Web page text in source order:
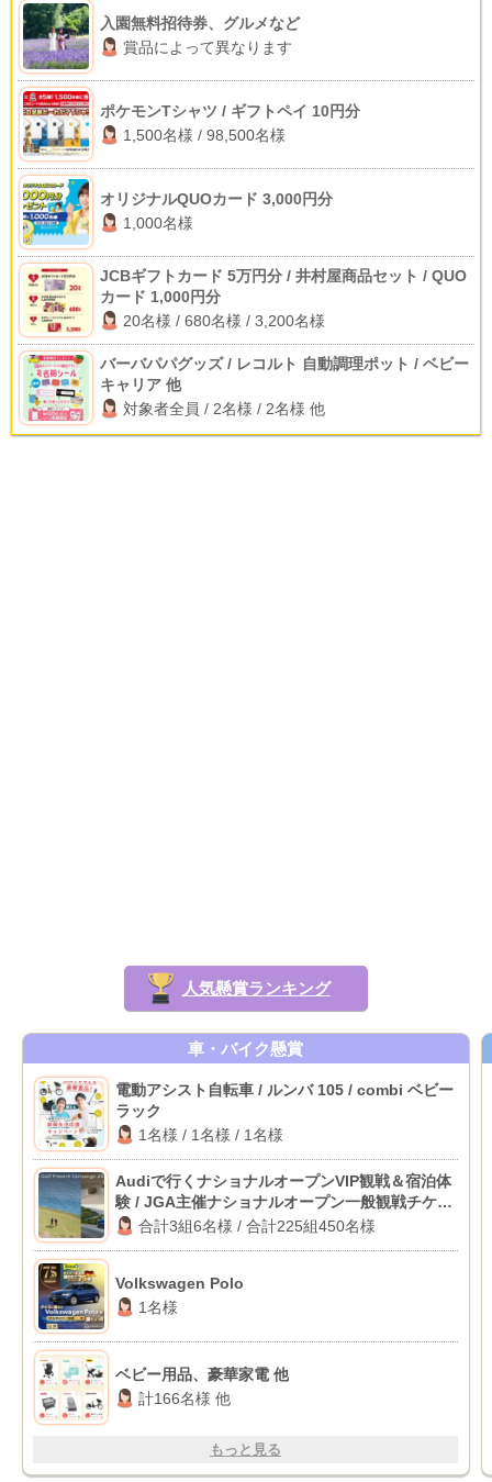
入園無料招待券、グルメなど
賞品によって異なります
ポケモンTシャツ / ギフトペイ 10円分
1,500名様 / 98,500名様
オリジナルQUOカード 3,000円分
1,000名様
JCBギフトカード 5万円分 / 井村屋商品セット / QUO
カード 1,000円分
20名様 / 680名様 / 3,200名様
バーバパパグッズ / レコルト 自動調理ポット / ベビー
キャリア 他
対象者全員 / 2名様 / 2名様 他
人気懸賞ランキング
車・バイク懸賞
電動アシスト自転車 / ルンバ 105 / combi ベビー
ラック
1名様 / 1名様 / 1名様
Audiで行くナショナルオープンVIP観戦＆宿泊体
験 / JGA主催ナショナルオープン一般観戦チケッ
ト 合計3組6名様 / 合計225組450名様
Volkswagen Polo
1名様
ベビー用品、豪華家電 他
計166名様 他
もっと見る